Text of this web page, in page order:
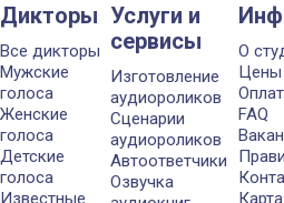
Дикторы
Все дикторы
Мужские
голоса
Женские
голоса
Детские
голоса
Известные
Услуги и
сервисы
Изготовление
аудиороликов
Сценарии
аудиороликов
Автоответчики
Озвучка
О
Цены
FAQ